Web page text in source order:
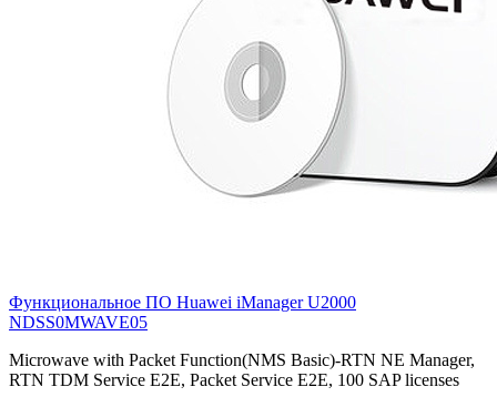
Функциональное ПО Huawei iManager U2000
NDSS0MWAVE05
Microwave with Packet Function(NMS Basic)-RTN NE Manager,
RTN TDM Service E2E, Packet Service E2E, 100 SAP licenses